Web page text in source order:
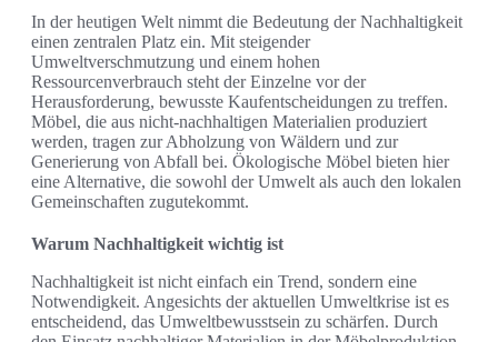
In der heutigen Welt nimmt die Bedeutung der Nachhaltigkeit
einen zentralen Platz ein. Mit steigender
Umweltverschmutzung und einem hohen
Ressourcenverbrauch steht der Einzelne vor der
Herausforderung, bewusste Kaufentscheidungen zu treffen.
Möbel, die aus nicht-nachhaltigen Materialien produziert
werden, tragen zur Abholzung von Wäldern und zur
Generierung von Abfall bei. Ökologische Möbel bieten hier
eine Alternative, die sowohl der Umwelt als auch den lokalen
Gemeinschaften zugutekommt.
Warum Nachhaltigkeit wichtig ist
Nachhaltigkeit ist nicht einfach ein Trend, sondern eine
Notwendigkeit. Angesichts der aktuellen Umweltkrise ist es
entscheidend, das Umweltbewusstsein zu schärfen. Durch